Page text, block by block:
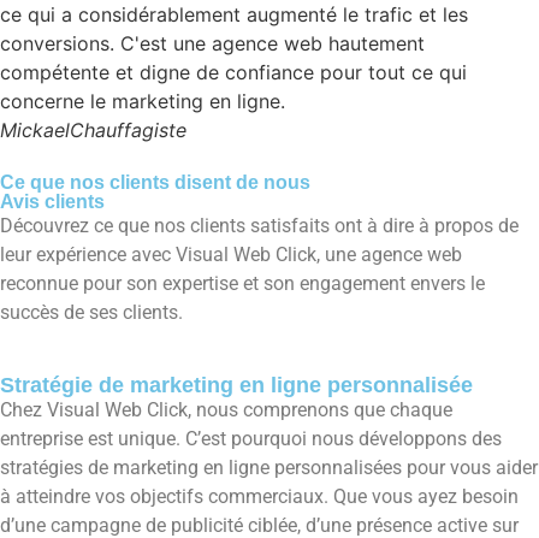
ce qui a considérablement augmenté le trafic et les
conversions. C'est une agence web hautement
compétente et digne de confiance pour tout ce qui
concerne le marketing en ligne.
MickaelChauffagiste
Ce que nos clients disent de nous
Avis clients
Découvrez ce que nos clients satisfaits ont à dire à propos de
leur expérience avec Visual Web Click, une agence web
reconnue pour son expertise et son engagement envers le
succès de ses clients.
Stratégie de marketing en ligne personnalisée
Chez Visual Web Click, nous comprenons que chaque
entreprise est unique. C’est pourquoi nous développons des
stratégies de marketing en ligne personnalisées pour vous aider
à atteindre vos objectifs commerciaux. Que vous ayez besoin
d’une campagne de publicité ciblée, d’une présence active sur